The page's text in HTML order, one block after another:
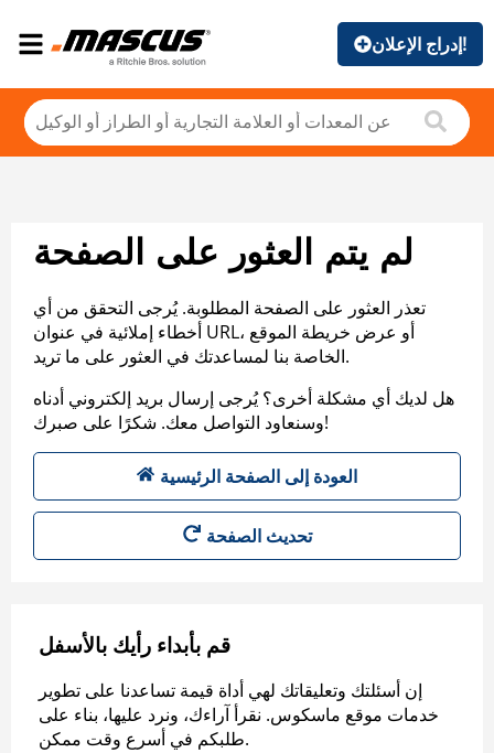
إدراج الإعلان!
لم يتم العثور على الصفحة
تعذر العثور على الصفحة المطلوبة. يُرجى التحقق من أي
أخطاء إملائية في عنوان URL، أو عرض خريطة الموقع
الخاصة بنا لمساعدتك في العثور على ما تريد.
هل لديك أي مشكلة أخرى؟ يُرجى إرسال بريد إلكتروني أدناه
وسنعاود التواصل معك. شكرًا على صبرك!
العودة إلى الصفحة الرئيسية
تحديث الصفحة
قم بأبداء رأيك بالأسفل
إن أسئلتك وتعليقاتك لهي أداة قيمة تساعدنا على تطوير
خدمات موقع ماسكوس. نقرأ آراءك، ونرد عليها، بناء على
طلبكم في أسرع وقت ممكن.